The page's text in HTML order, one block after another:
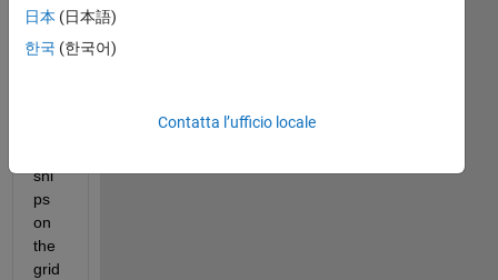
w I
nt
shi
ps
on
the
grid
日本 (日本語)
한국 (한국어)
Contatta l’ufficio locale